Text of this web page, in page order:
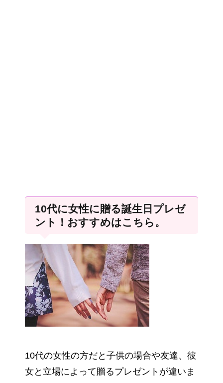
10代に女性に贈る誕生日プレゼ
ント！おすすめはこちら。
10代の女性の方だと子供の場合や友達、彼
女と立場によって贈るプレゼントが違いま